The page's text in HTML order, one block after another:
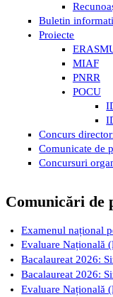
Buletin
Proiecte
MIAF
PNRR
POCU
Concurs
Comunicate de
Concursuri
Comunicări de
Examenul național
Evaluare Națională
Bacalaureat 2026:
Bacalaureat 2026:
Evaluare Națională